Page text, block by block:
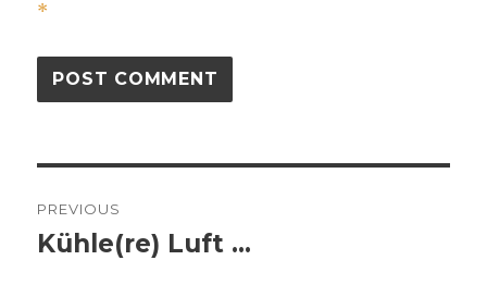
*
navigation
PREVIOUS
Previous
Kühle(re) Luft …